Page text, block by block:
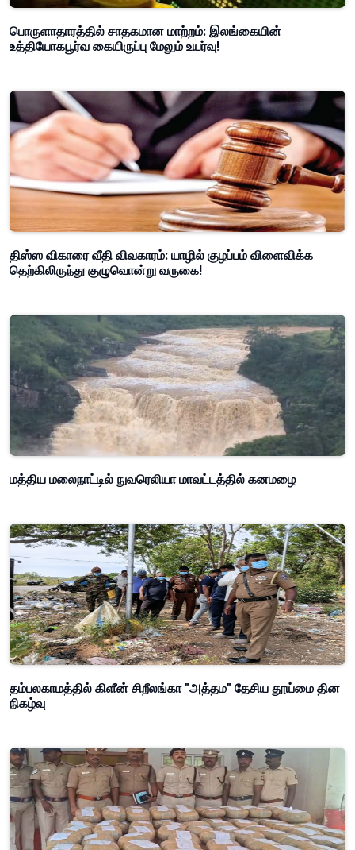
பொருளாதாரத்தில் சாதகமான மாற்றம்: இலங்கையின்
உத்தியோகபூர்வ கையிருப்பு மேலும் உயர்வு!
திஸ்ஸ விகாரை வீதி விவகாரம்: யாழில் குழப்பம் விளைவிக்க
தெற்கிலிருந்து குழுவொன்று வருகை!
மத்திய மலைநாட்டில் நுவரெலியா மாவட்டத்தில் கனமழை
தம்பலகாமத்தில் கிளீன் சிறீலங்கா "அத்தம" தேசிய தூய்மை தின
நிகழ்வு